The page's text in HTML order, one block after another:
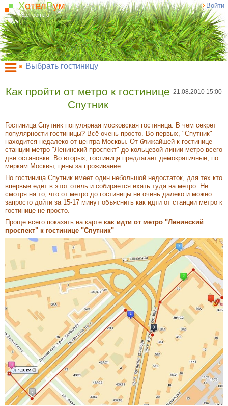
Войти
ХотелРум
hotelroom.ru
Выбрать гостиницу
Гостиницы по метро
ХотелРум рекомендует
Как пройти от метро к гостинице
Спутник
21.08.2010 15:00
Гостиница Спутник популярная московская гостиница. В чем секрет
популярности гостиницы? Всё очень просто. Во первых, "Спутник"
находится недалеко от центра Москвы. От ближайшей к гостинице
станции метро "Ленинский проспект" до кольцевой линии метро всего
две остановки. Во вторых, гостиница предлагает демократичные, по
меркам Москвы, цены за проживание.
Но гостиница Спутник имеет один небольшой недостаток, для тех кто
впервые едет в этот отель и собирается ехать туда на метро. Не
смотря на то, что от метро до гостиницы не очень далеко и можно
запросто дойти за 15-17 минут объяснить как идти от станции метро к
гостинице не просто.
Проще всего показать на карте как идти от метро "Ленинский
проспект" к гостинице "Спутник"